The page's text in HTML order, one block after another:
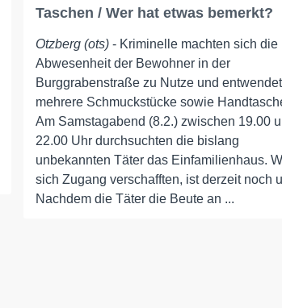
Taschen / Wer hat etwas bemerkt?
Otzberg (ots) - Kriminelle machten sich die
Abwesenheit der Bewohner in der
Burggrabenstraße zu Nutze und
mehrere Schmuckstücke sowie
Am Samstagabend (8.2.) zwischen 19.00
22.00 Uhr durchsuchten die bislang
unbekannten Täter das Einfamilienhaus.
sich Zugang verschafften, ist derzeit noch
Nachdem die Täter die Beute an ...